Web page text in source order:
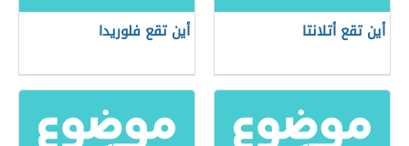
أين تقع أتلانتا أين تقع فلوريدا